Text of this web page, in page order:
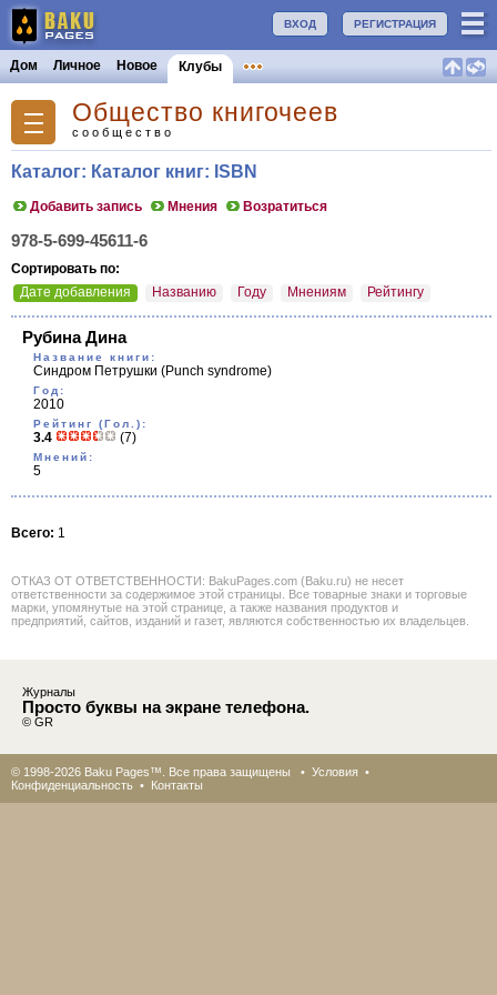
РЕГИСТРАЦИЯ
ВХОД
Дом Личное Новое Клубы
Общество книгочеев
сообщество
Каталог: Каталог книг: ISBN
Добавить запись Мнения Возратиться
978-5-699-45611-6
Сортировать по:
Дате добавления
Названию Году Мнениям Рейтингу
Рубина Дина
Название книги:
Синдром Петрушки (Punch syndrome)
Год:
2010
Рейтинг (Гол.):
3.4 (7)
Мнений:
5
Всего: 1
ОТКАЗ ОТ ОТВЕТСТВЕННОСТИ: BakuPages.com (Baku.ru) не несет
ответственности за содержимое этой страницы. Все товарные знаки и торговые
марки, упомянутые на этой странице, а также названия продуктов и
предприятий, сайтов, изданий и газет, являются собственностью их владельцев.
Журналы
Просто буквы на экране телефона.
© GR
© 1998-2026 Baku Pages™. Все права защищены • Условия •
Конфиденциальность • Контакты